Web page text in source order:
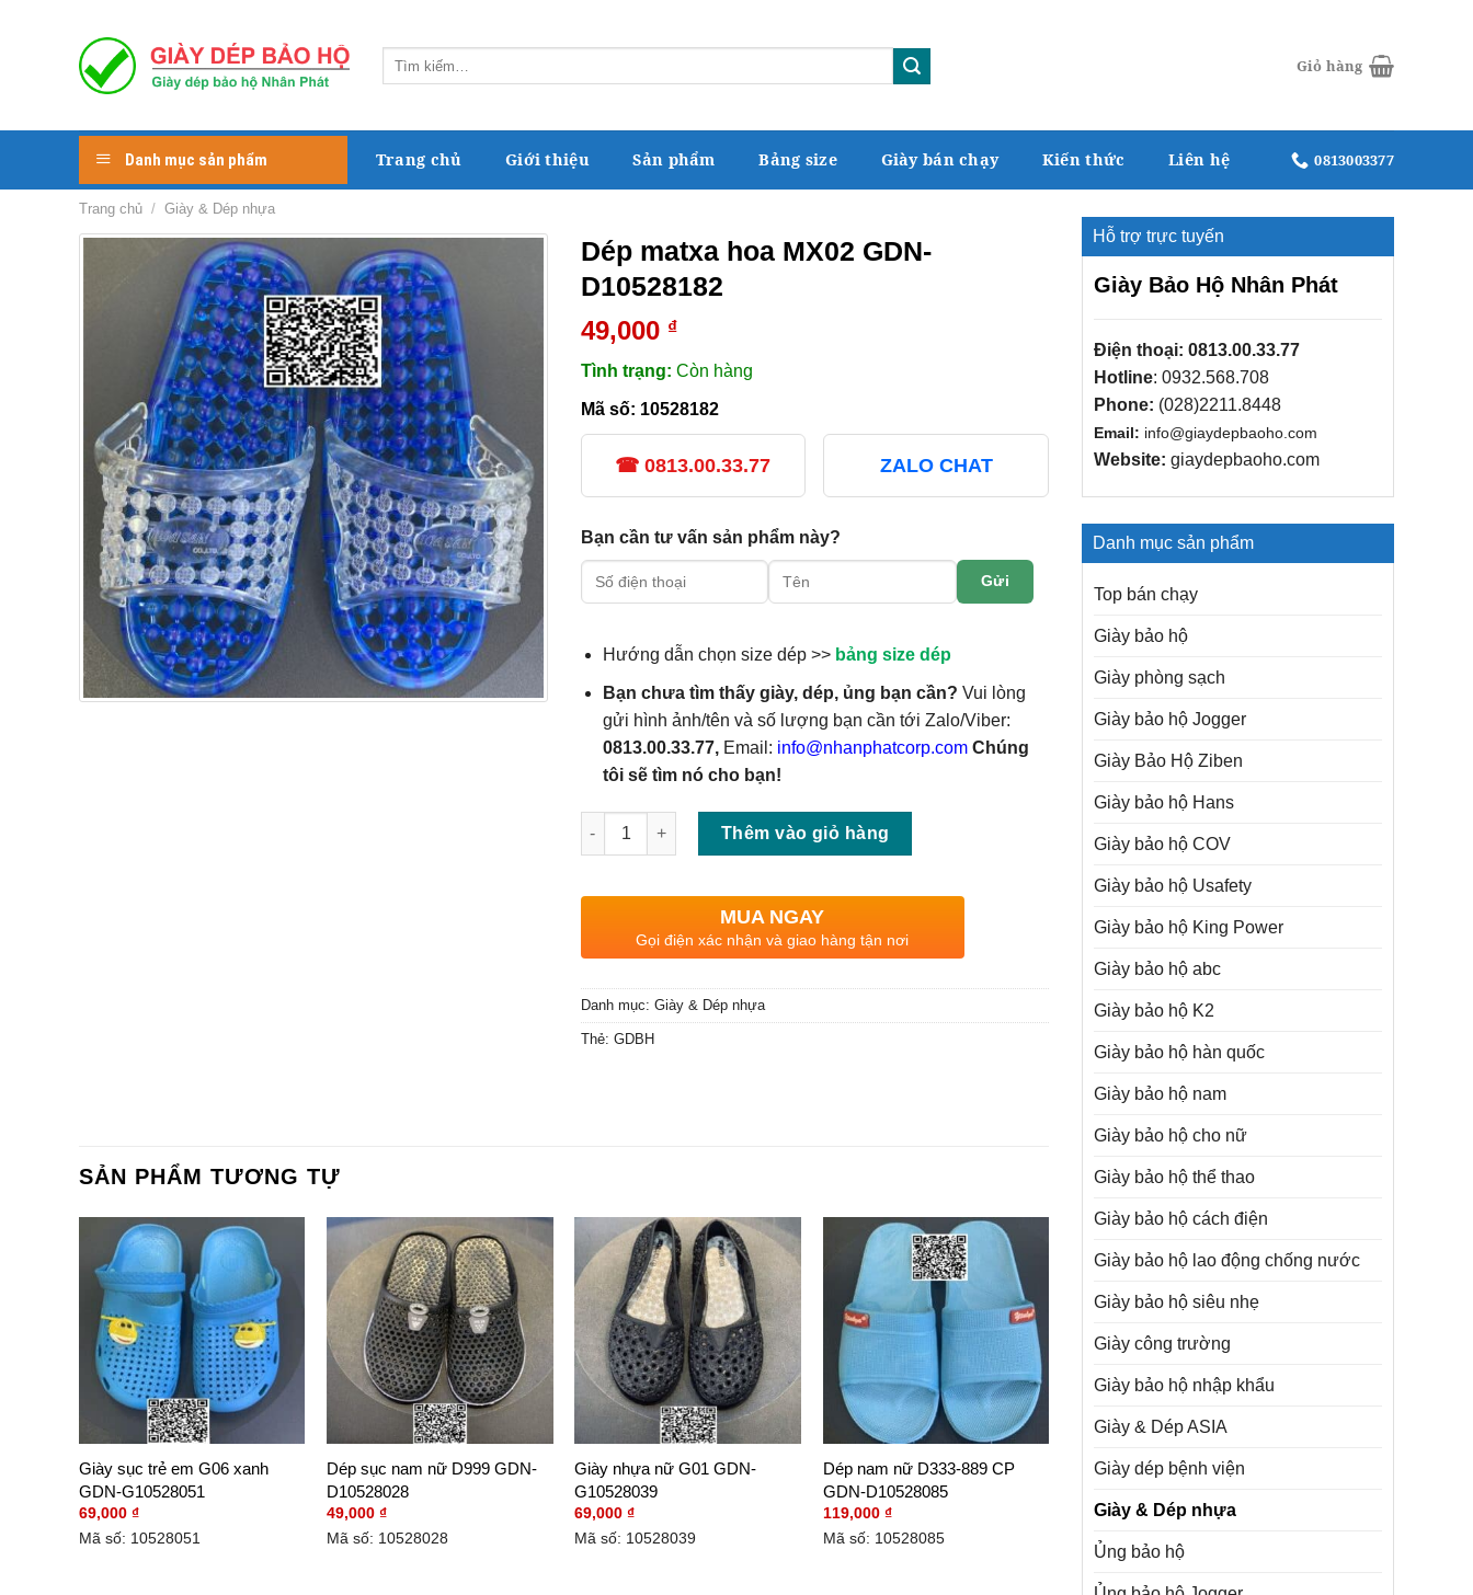
Giỏ hàng
Danh mục sản phẩm Trang chủ Giới thiệu Sản phẩm Bảng size Giày bán chạy Kiến thức Liên hệ 0813003377
Trang chủ / Giày & Dép nhựa
Hỗ trợ trực tuyến
Giày Bảo Hộ Nhân Phát
Điện thoại: 0813.00.33.77
Hotline: 0932.568.708
Phone: (028)2211.8448
Email: info@giaydepbaoho.com
Website: giaydepbaoho.com
Danh mục sản phẩm
Top bán chạy
Giày bảo hộ
Giày phòng sạch
Giày bảo hộ Jogger
Giày Bảo Hộ Ziben
Giày bảo hộ Hans
Giày bảo hộ COV
Giày bảo hộ Usafety
Giày bảo hộ King Power
Giày bảo hộ abc
Giày bảo hộ K2
Giày bảo hộ hàn quốc
Giày bảo hộ nam
Giày bảo hộ cho nữ
Giày bảo hộ thể thao
Giày bảo hộ cách điện
Giày bảo hộ lao động chống nước
Giày bảo hộ siêu nhẹ
Giày công trường
Giày bảo hộ nhập khẩu
Giày & Dép ASIA
Giày dép bệnh viện
Giày & Dép nhựa
Ủng bảo hộ
Dép matxa hoa MX02 GDN-
D10528182
49,000 ₫
Tình trạng: Còn hàng
Mã số: 10528182
☎ 0813.00.33.77 ZALO CHAT
Bạn cần tư vấn sản phẩm này?
Gửi
Hướng dẫn chọn size dép >> bảng size dép
Bạn chưa tìm thấy giày, dép, ủng bạn cần?Vui lòng
gửi hình ảnh/tên và số lượng bạn cần tới Zalo/Viber:
0813.00.33.77, Email: info@nhanphatcorp.com Chúng
tôi sẽ tìm nó cho bạn!
Số lượng
Thêm vào giỏ hàng
MUA NGAY
Gọi điện xác nhận và giao hàng tận nơi
Danh mục: Giày & Dép nhựa
Thẻ: GDBH
SẢN PHẨM TƯƠNG TỰ
Giày sục trẻ em G06 xanh
GDN-G10528051
69,000 ₫
Mã số: 10528051
Dép sục nam nữ D999 GDN-
D10528028
49,000₫
Mã số: 10528028
Giày nhựa nữ G01 GDN-
G10528039
69,000₫
Mã số: 10528039
Dép nam nữ D333-889 CP
GDN-D10528085
119,000 ₫
Mã số: 10528085